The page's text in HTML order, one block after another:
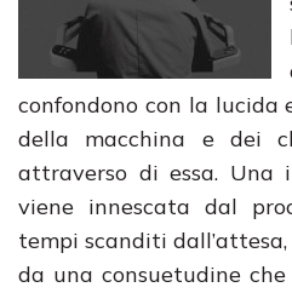
confondono con la
della macchina e dei
attraverso di essa. Una
viene innescata dal
tempi scanditi
da una consuetudine